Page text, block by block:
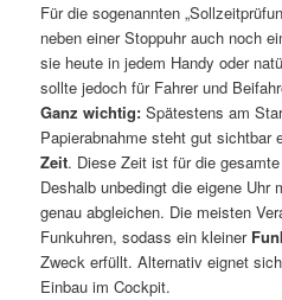
Für die sogenannten
neben einer Stoppuhr auch noch
sie heute in jedem Handy oder
sollte jedoch für Fahrer und
Ganz wichtig: Spätestens am
Papierabnahme steht gut sichtbar
Zeit. Diese Zeit ist für die
Deshalb unbedingt die eigene Uhr
genau abgleichen. Die meisten
Funkuhren, sodass ein kleiner
Zweck erfüllt. Alternativ eignet
Einbau im Cockpit.